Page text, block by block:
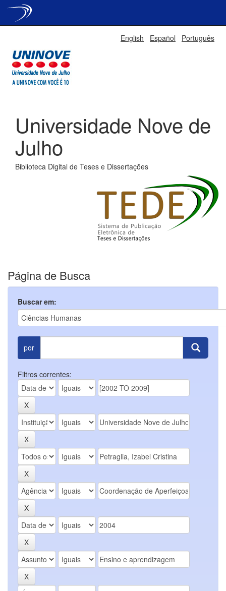
English Español Português
Universidade Nove de
Julho
Biblioteca Digital de Teses e Dissertações
Página de Busca
Buscar em:
por
Filtros correntes: